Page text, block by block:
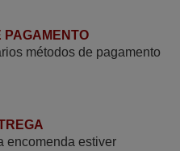
PAGAMENTO
métodos de pagamento
encomenda estiver